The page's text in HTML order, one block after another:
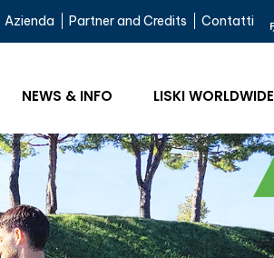
Azienda Partner and Credits Contatti
NEWS & INFO LISKI WORLDWIDE